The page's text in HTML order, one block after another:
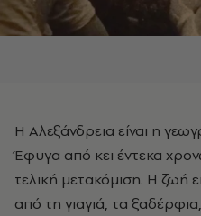
Η Αλεξάνδρεια είναι η γεωγραφική μου πατρίδα.
Έφυγα από κει έντεκα
τελική μετακόμιση. Η ζωή
από τη γιαγιά, τα